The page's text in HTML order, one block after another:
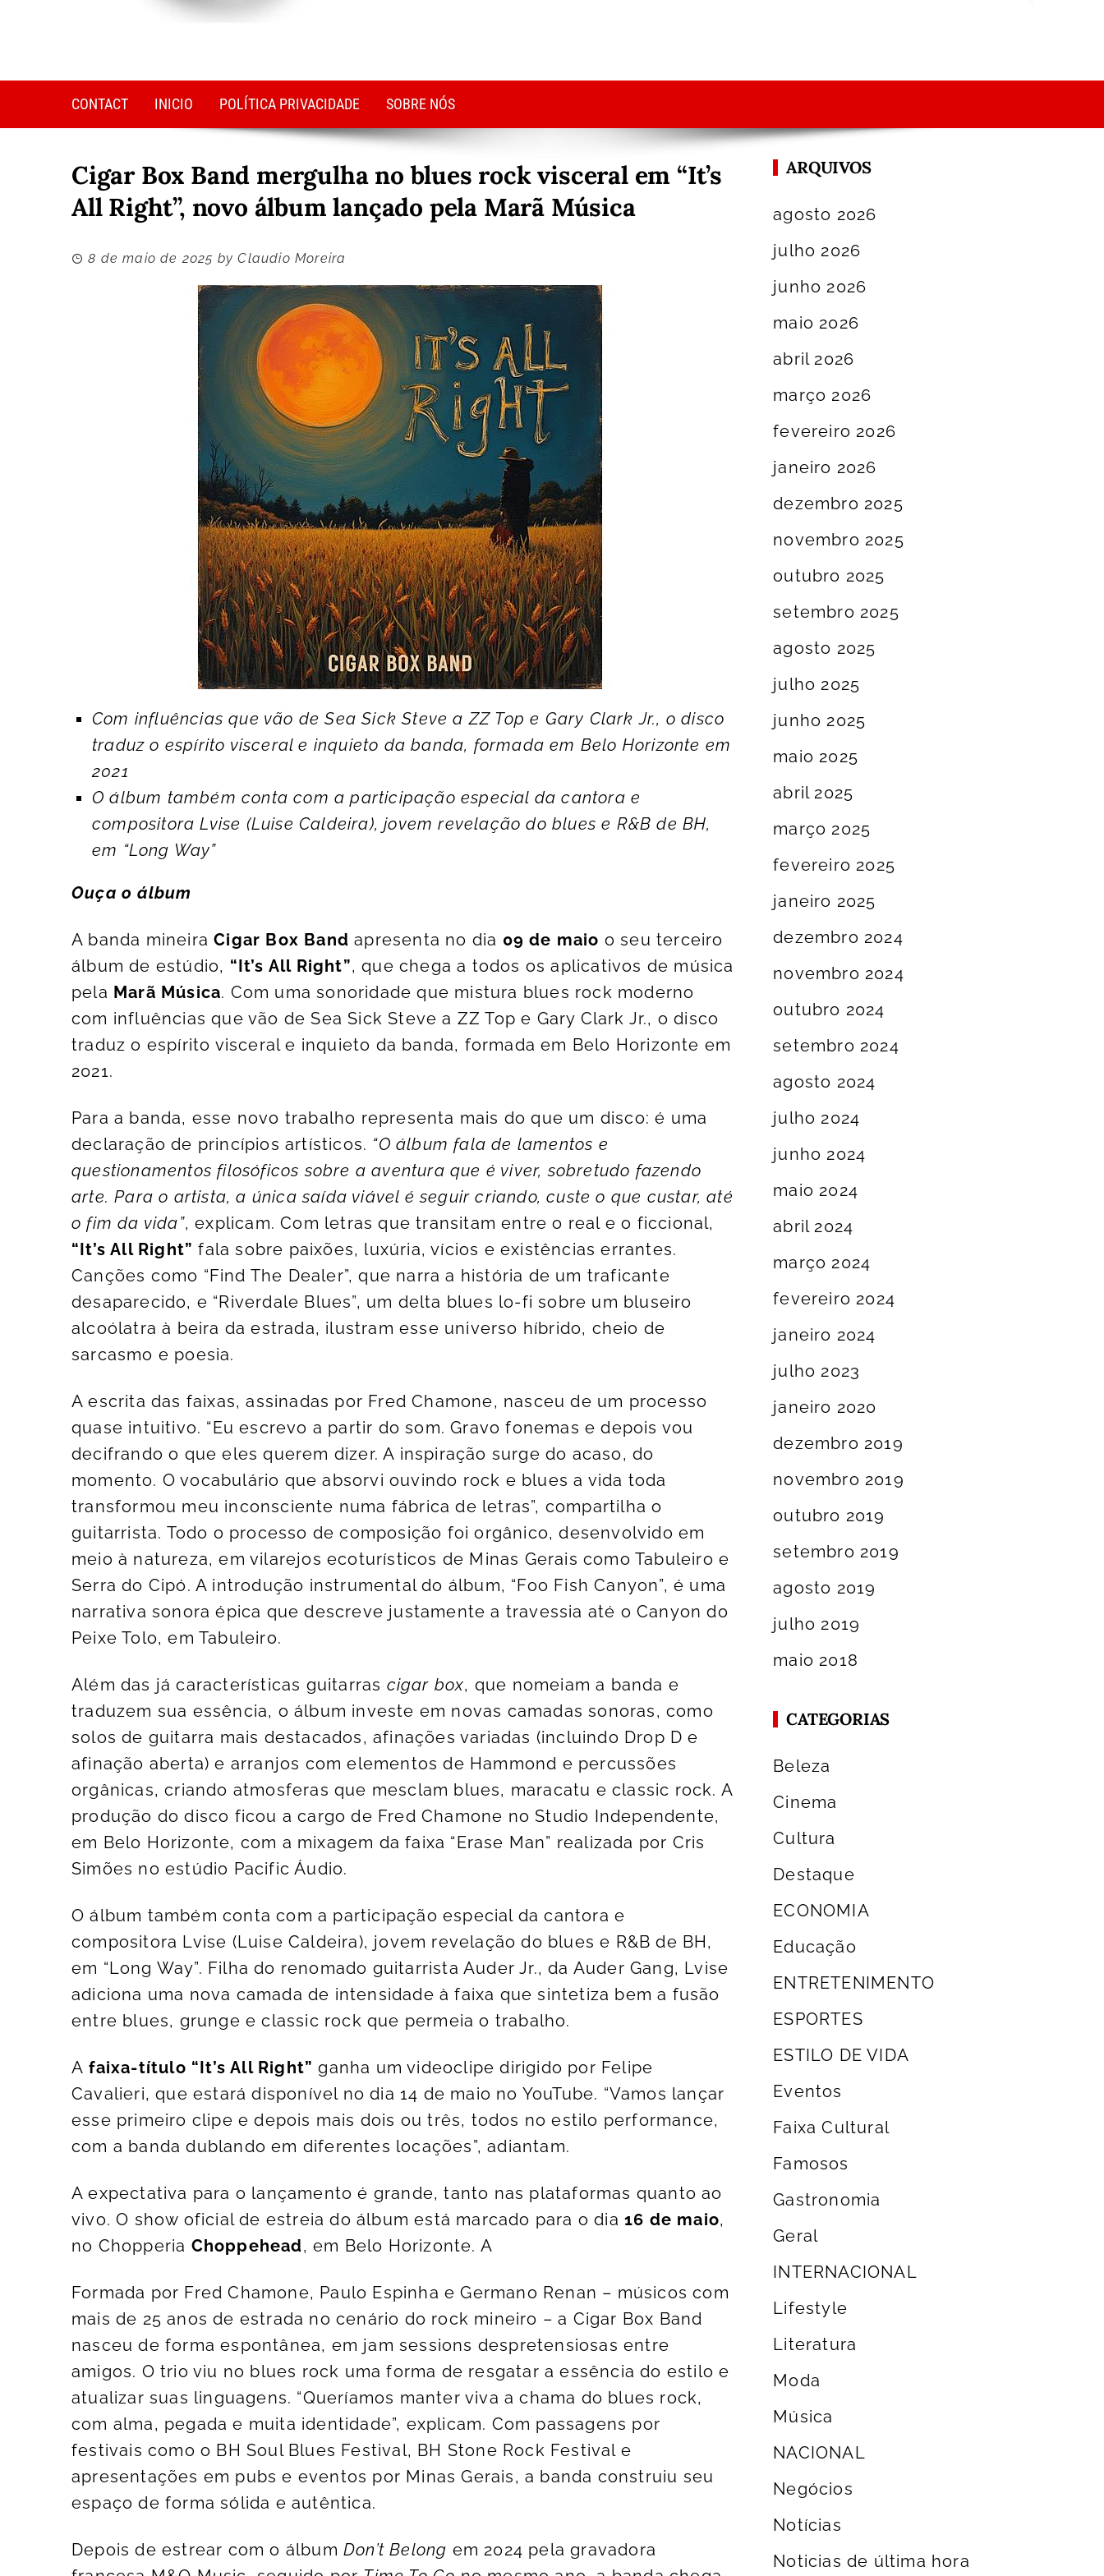
CONTACT INICIO POLÍTICA PRIVACIDADE SOBRE NÓS
Cigar Box Band mergulha no blues rock visceral em “It’s
All Right”, novo álbum lançado pela Marã Música
8 de maio de 2025 byClaudio Moreira
Com influências que vão de Sea Sick Steve a ZZ Top e Gary Clark Jr., o disco
traduz o espírito visceral e inquieto da banda, formada em Belo Horizonte em
2021
O álbum também conta com a participação especial da cantora e
compositora Lvise (Luise Caldeira), jovem revelação do blues e R&B de BH,
em “Long Way”
Ouça o álbum
A banda mineiraCigar Box Bandapresenta no dia 09 de maio o seu terceiro
álbum de estúdio, “It’s All Right”, que chega a todos os aplicativos de música
pela Marã Música. Com uma sonoridade que mistura blues rock moderno
com influências que vão de Sea Sick Steve a ZZ Top e Gary Clark Jr., o disco
traduz o espírito visceral e inquieto da banda, formada em Belo Horizonte em
2021.
Para a banda, esse novo trabalho representa mais do que um disco: é uma
declaração de princípios artísticos. “O álbum fala de lamentos e
questionamentos filosóficos sobre a aventura que é viver, sobretudo fazendo
arte. Para o artista, a única saída viável é seguir criando, custe o que custar, até
o fim da vida”, explicam. Com letras que transitam entre o real e o ficcional,
“It’s All Right” fala sobre paixões, luxúria, vícios e existências errantes.
Canções como “Find The Dealer”, que narra a história de um traficante
desaparecido, e “Riverdale Blues”, um delta blues lo-fi sobre um bluseiro
alcoólatra à beira da estrada, ilustram esse universo híbrido, cheio de
sarcasmo e poesia.
A escrita das faixas, assinadas por Fred Chamone, nasceu de um processo
quase intuitivo. “Eu escrevo a partir do som. Gravo fonemas e depois vou
decifrando o que eles querem dizer. A inspiração surge do acaso, do
momento. O vocabulário que absorvi ouvindo rock e blues a vida toda
transformou meu inconsciente numa fábrica de letras”, compartilha o
guitarrista. Todo o processo de composição foi orgânico, desenvolvido em
meio à natureza, em vilarejos ecoturísticos de Minas Gerais como Tabuleiro e
Serra do Cipó. A introdução instrumental do álbum, “Foo Fish Canyon”, é uma
narrativa sonora épica que descreve justamente a travessia até o Canyon do
Peixe Tolo, em Tabuleiro.
Além das já características guitarras cigar box, que nomeiam a banda e
traduzem sua essência, o álbum investe em novas camadas sonoras, como
solos de guitarra mais destacados, afinações variadas (incluindo Drop D e
afinação aberta) e arranjos com elementos de Hammond e percussões
orgânicas, criando atmosferas que mesclam blues, maracatu e classic rock. A
produção do disco ficou a cargo de Fred Chamone no Studio Independente,
em Belo Horizonte, com a mixagem da faixa “Erase Man” realizada por Cris
Simões no estúdio Pacific Áudio.
O álbum também conta com a participação especial da cantora e
compositora Lvise (Luise Caldeira), jovem revelação do blues e R&B de BH,
em “Long Way”. Filha do renomado guitarrista Auder Jr., da Auder Gang, Lvise
adiciona uma nova camada de intensidade à faixa que sintetiza bem a fusão
entre blues, grunge e classic rock que permeia o trabalho.
A faixa-título “It’s All Right” ganha um videoclipe dirigido por Felipe
Cavalieri, que estará disponível no dia 14 de maio no YouTube. “Vamos lançar
esse primeiro clipe e depois mais dois ou três, todos no estilo performance,
com a banda dublando em diferentes locações”, adiantam.
A expectativa para o lançamento é grande, tanto nas plataformas quanto ao
vivo. O show oficial de estreia do álbum está marcado para o dia16 de maio,
no Chopperia Choppehead, em Belo Horizonte. A
Formada por Fred Chamone, Paulo Espinha e Germano Renan – músicos com
mais de 25 anos de estrada no cenário do rock mineiro – a Cigar Box Band
nasceu de forma espontânea, em jam sessions despretensiosas entre
amigos. O trio viu no blues rock uma forma de resgatar a essência do estilo e
atualizar suas linguagens. “Queríamos manter viva a chama do blues rock,
com alma, pegada e muita identidade”, explicam. Com passagens por
festivais como o BH Soul Blues Festival, BH Stone Rock Festival e
apresentações em pubs e eventos por Minas Gerais, a banda construiu seu
espaço de forma sólida e autêntica.
Depois de estrear com o álbum Don’t Belong em 2024 pela gravadora
ARQUIVOS
agosto 2026
julho 2026
junho 2026
maio 2026
abril 2026
março 2026
fevereiro 2026
janeiro 2026
dezembro 2025
novembro 2025
outubro 2025
setembro 2025
agosto 2025
julho 2025
junho 2025
maio 2025
abril 2025
março 2025
fevereiro 2025
janeiro 2025
dezembro 2024
novembro 2024
outubro 2024
setembro 2024
agosto 2024
julho 2024
junho 2024
maio 2024
abril 2024
março 2024
fevereiro 2024
janeiro 2024
julho 2023
janeiro 2020
dezembro 2019
novembro 2019
outubro 2019
setembro 2019
agosto 2019
julho 2019
maio 2018
CATEGORIAS
Beleza
Cinema
Cultura
Destaque
ECONOMIA
Educação
ENTRETENIMENTO
ESPORTES
ESTILO DE VIDA
Eventos
Faixa Cultural
Famosos
Gastronomia
Geral
INTERNACIONAL
Lifestyle
Literatura
Moda
Música
NACIONAL
Negócios
Notícias
Noticias de última hora